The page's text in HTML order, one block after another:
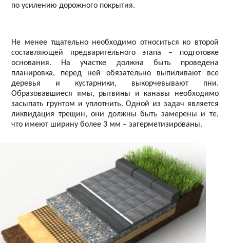
по усилению дорожного покрытия.
Не менее тщательно необходимо относиться ко второй
составляющей предварительного этапа – подготовке
основания. На участке должна быть проведена
планировка, перед ней обязательно выпиливают все
деревья и кустарники, выкорчевывают пни.
Образовавшиеся ямы, рытвины и канавы необходимо
засыпать грунтом и уплотнить. Одной из задач является
ликвидация трещин, они должны быть замерены и те,
что имеют ширину более 3 мм – загерметизированы.